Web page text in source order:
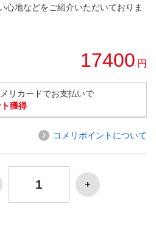
心地などをご紹介いただいておりま
17400 円
リカードでお支払いで
獲得
コメリポイントについて